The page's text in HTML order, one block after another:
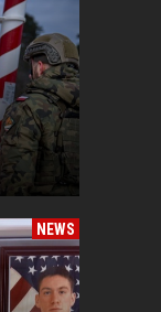
NEWS